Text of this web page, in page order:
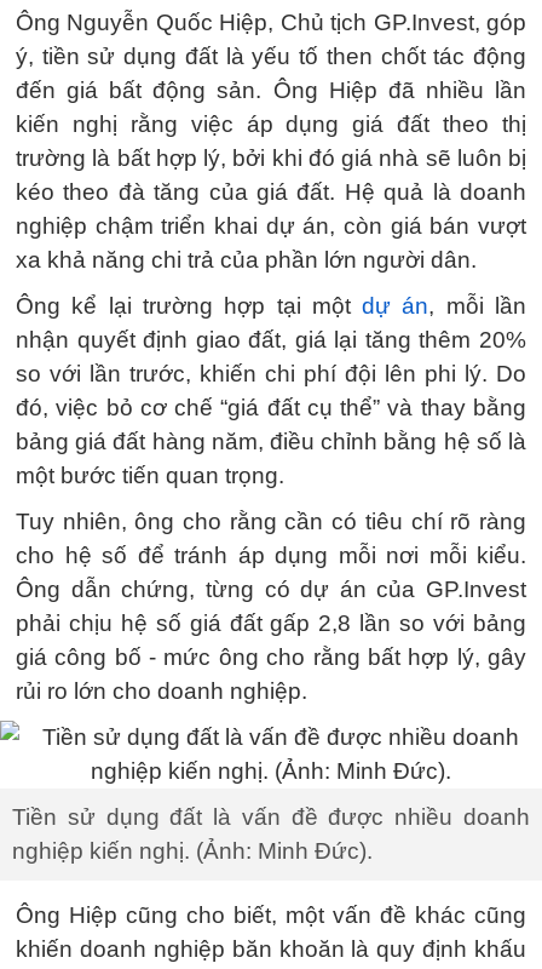
Ông Nguyễn Quốc Hiệp, Chủ tịch GP.Invest, góp
ý, tiền sử dụng đất là yếu tố then chốt tác động
đến giá bất động sản. Ông Hiệp đã nhiều lần
kiến nghị rằng việc áp dụng giá đất theo thị
trường là bất hợp lý, bởi khi đó giá nhà sẽ luôn bị
kéo theo đà tăng của giá đất. Hệ quả là doanh
nghiệp chậm triển khai dự án, còn giá bán vượt
xa khả năng chi trả của phần lớn người dân.
Ông kể lại trường hợp tại mộtdự án, mỗi lần
nhận quyết định giao đất, giá lại tăng thêm 20%
so với lần trước, khiến chi phí đội lên phi lý. Do
đó, việc bỏ cơ chế “giá đất cụ thể” và thay bằng
bảng giá đất hàng năm, điều chỉnh bằng hệ số là
một bước tiến quan trọng.
Tuy nhiên, ông cho rằng cần có tiêu chí rõ ràng
cho hệ số để tránh áp dụng mỗi nơi mỗi kiểu.
Ông dẫn chứng, từng có dự án của GP.Invest
phải chịu hệ số giá đất gấp 2,8 lần so với bảng
giá công bố - mức ông cho rằng bất hợp lý, gây
rủi ro lớn cho doanh nghiệp.
Tiền sử dụng đất là vấn đề được nhiều doanh
nghiệp kiến nghị. (Ảnh: Minh Đức).
Ông Hiệp cũng cho biết, một vấn đề khác cũng
khiến doanh nghiệp băn khoăn là quy định khấu